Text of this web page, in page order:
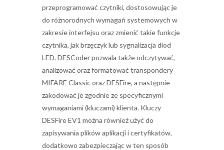
przeprogramować czytniki, dostosowując je
do różnorodnych wymagań systemowych w
zakresie interfejsu oraz zmienić takie funkcje
czytnika, jak brzęczyk lub sygnalizacja diod
LED. DESCoder pozwala także odczytywać,
analizować oraz formatować transpondery
MIFARE Classic oraz DESFire, a następnie
zakodować je zgodnie ze specyficznymi
wymaganiami (kluczami) klienta. Kluczy
DESFire EV1 można również użyć do
zapisywania plików aplikacji i certyfikatów,
dodatkowo zabezpieczając w ten sposób